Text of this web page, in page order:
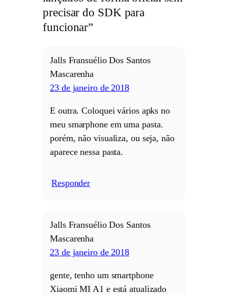
precisar do SDK para
funcionar”
Jalls Fransuélio Dos Santos
Mascarenha
23 de janeiro de 2018
E outra. Coloquei vários apks no
meu smarphone em uma pasta.
porém, não visualiza, ou seja, não
aparece nessa pasta.
Responder
Jalls Fransuélio Dos Santos
Mascarenha
23 de janeiro de 2018
gente, tenho um smartphone
Xiaomi MI A1 e está atualizado